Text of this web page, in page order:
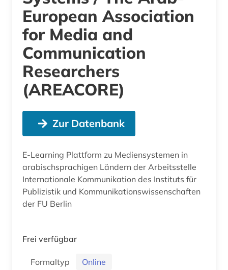
European Association
for Media and
Communication
Researchers
(AREACORE)
Zur Datenbank
E-Learning Plattform zu Mediensystemen in
arabischsprachigen Ländern der Arbeitsstelle
Internationale Kommunikation des Instituts für
Publizistik und Kommunikationswissenschaften
der FU Berlin
Frei verfügbar
Formaltyp
Online